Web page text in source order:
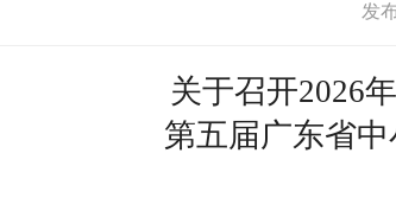
发
关于召开2026
第五届广东省